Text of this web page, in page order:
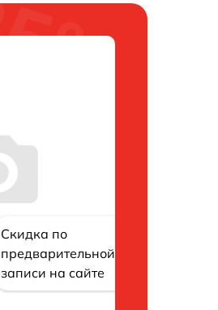
Скидка по
предварительной
записи на сайте